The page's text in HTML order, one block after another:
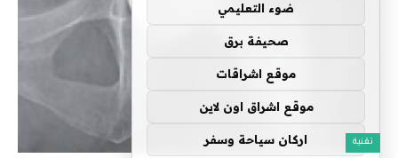
تقنية
ضوء التعليمي
صحيفة برق
موقع اشراقات
موقع اشراق اون لاين
اركان سياحة وسفر